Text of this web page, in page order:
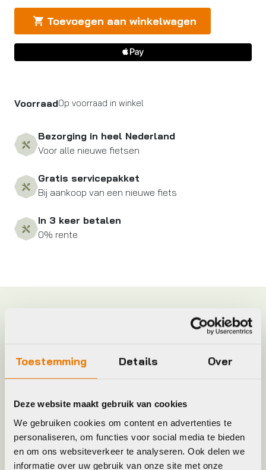
Toestemming Details Over
Deze website maakt gebruik van cookies
We gebruiken cookies om content en advertenties te
personaliseren, om functies voor social media te bieden
en om ons websiteverkeer te analyseren. Ook delen we
informatie over uw gebruik van onze site met onze
Toevoegen aan winkelwagen
VoorraadOp voorraad in winkel
Bezorging in heel Nederland
Voor alle nieuwe fietsen
Gratis servicepakket
Bij aankoop van een nieuwe fiets
In 3 keer betalen
0% rente
Keyword
Leverstatus Niet meer leverbaar